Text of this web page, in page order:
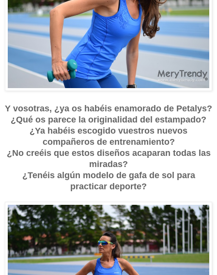
Y vosotras, ¿ya os habéis enamorado de Petalys?
¿Qué os parece la originalidad del estampado?
¿Ya habéis escogido vuestros nuevos
compañeros de entrenamiento?
¿No creéis que estos diseños acaparan todas las
miradas?
¿Tenéis algún modelo de gafa de sol para
practicar deporte?